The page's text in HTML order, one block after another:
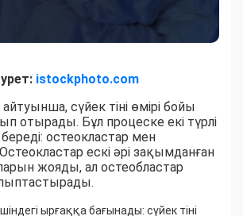
istockphoto.com
сүйек тіні өмірі бойы
отырады. Бұл процеске екі түрлі
остеокластар мен
ескі әрі зақымданған
жояды, ал остеобластар
ырғаққа бағынады: сүйек тіні